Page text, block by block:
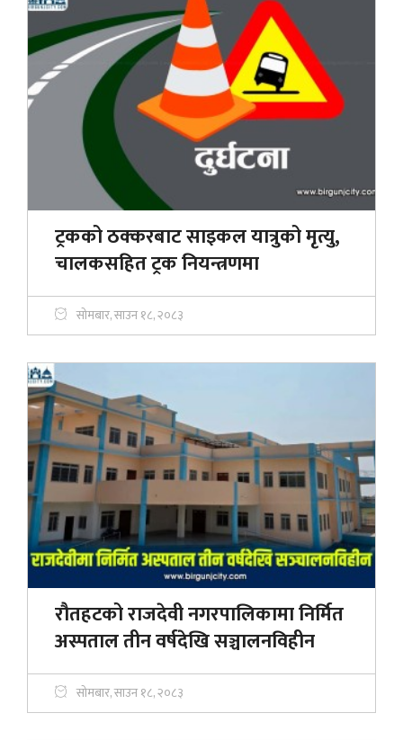
ट्रकको ठक्करबाट साइकल यात्रुको मृत्यु,
चालकसहित ट्रक नियन्त्रणमा
सोमबार, साउन १८, २०८३
रौतहटको राजदेवी नगरपालिकामा निर्मित
अस्पताल तीन वर्षदेखि सञ्चालनविहीन
सोमबार, साउन १८, २०८३